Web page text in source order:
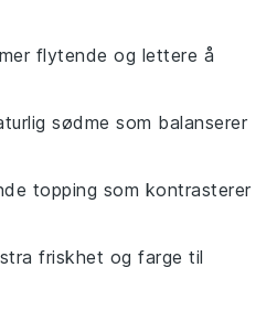
flytende og lettere å
sødme som balanserer
topping som kontrasterer
friskhet og farge til